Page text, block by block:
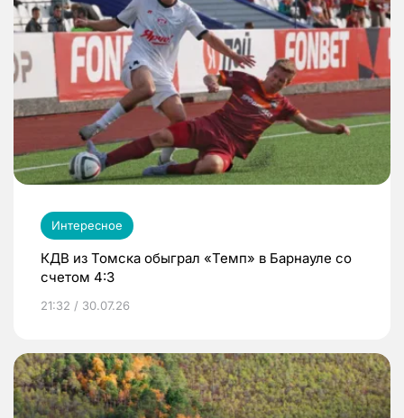
Интересное
КДВ из Томска обыграл «Темп» в Барнауле со
счетом 4:3
21:32 / 30.07.26